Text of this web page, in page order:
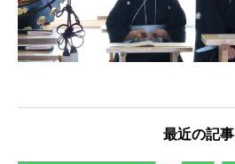
最近の記事